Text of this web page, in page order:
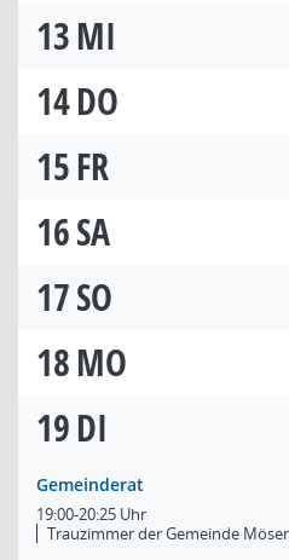
13MI
14DO
15FR
16SA
17SO
18MO
19DI
Gemeinderat
19:00-20:25 Uhr
Trauzimmer der Gemeinde